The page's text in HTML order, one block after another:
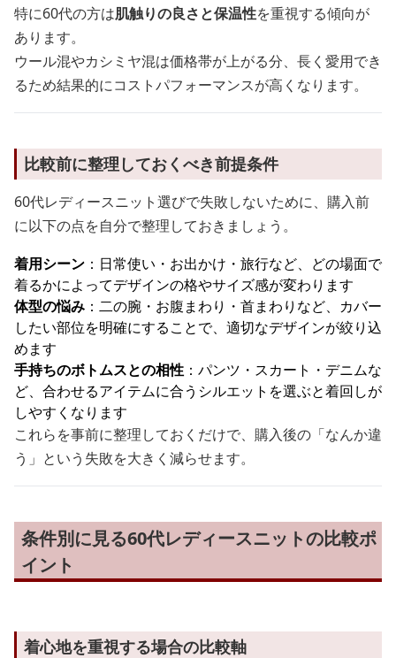
特に60代の方は肌触りの良さと保温性を重視する傾向が
あります。
ウール混やカシミヤ混は価格帯が上がる分、長く愛用でき
るため結果的にコストパフォーマンスが高くなります。
比較前に整理しておくべき前提条件
60代レディースニット選びで失敗しないために、購入前
に以下の点を自分で整理しておきましょう。
着用シーン ：日常使い・お出かけ・旅行など、どの場面で
着るかによってデザインの格やサイズ感が変わります
体型の悩み ：二の腕・お腹まわり・首まわりなど、カバー
したい部位を明確にすることで、適切なデザインが絞り込
めます
手持ちのボトムスとの相性 ：パンツ・スカート・デニムな
ど、合わせるアイテムに合うシルエットを選ぶと着回しが
しやすくなります
これらを事前に整理しておくだけで、購入後の「なんか違
う」という失敗を大きく減らせます。
条件別に見る60代レディースニットの比較ポ
イント
着心地を重視する場合の比較軸